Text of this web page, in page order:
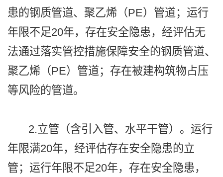
患的钢质管道、聚乙烯（PE）管道；运行
年限不足20年，存在安全隐患，经评估无
法通过落实管控措施保障安全的钢质管道、
聚乙烯（PE）管道；存在被建构筑物占压
等风险的管道。
2.立管（含引入管、水平干管）。运行
年限满20年，经评估存在安全隐患的立
管；运行年限不足20年，存在安全隐患，